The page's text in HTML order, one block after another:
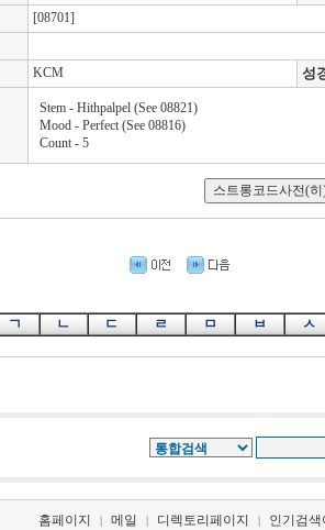
[08701]
KCM
성
Stem - Hithpalpel (See 08821)
Mood - Perfect (See 08816)
Count - 5
ㄱ ㄴ ㄷ ㄹ ㅁ ㅂ ㅅ
홈페이지 | 메일 | 디렉토리페이지 | 인기검색